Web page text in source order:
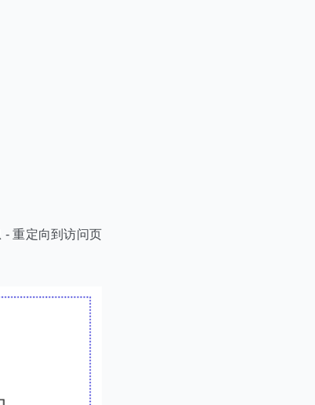
- 重定向到访问页